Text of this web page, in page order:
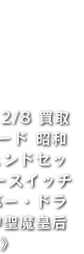
8 買取
ド 昭和
ドセッ
スイッチ
・ドラ
魔皇后